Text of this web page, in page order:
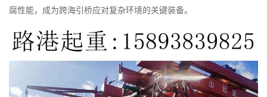
腐性能，成为跨海引桥应对复杂环境的关键装备。​